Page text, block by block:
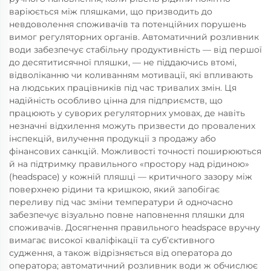
варіюється між пляшками, що призводить до
невдоволення споживачів та потенційних порушень
вимог регуляторних органів. Автоматичний розливник
води забезпечує стабільну продуктивність — від першої
до десятитисячної пляшки, — не піддаючись втомі,
відволіканню чи коливанням мотивації, які впливають
на людських працівників під час тривалих змін. Ця
надійність особливо цінна для підприємств, що
працюють у суворих регуляторних умовах, де навіть
незначні відхилення можуть призвести до провалених
інспекцій, вилучення продукції з продажу або
фінансових санкцій. Можливості точності поширюються
й на підтримку правильного «простору над рідиною»
(headspace) у кожній пляшці — критичного зазору між
поверхнею рідини та кришкою, який запобігає
переливу під час зміни температури й одночасно
забезпечує візуально повне наповнення пляшки для
споживачів. Досягнення правильного headspace вручну
вимагає високої кваліфікації та суб’єктивного
судження, а також відрізняється від оператора до
оператора; автоматичний розливник води ж обчислює